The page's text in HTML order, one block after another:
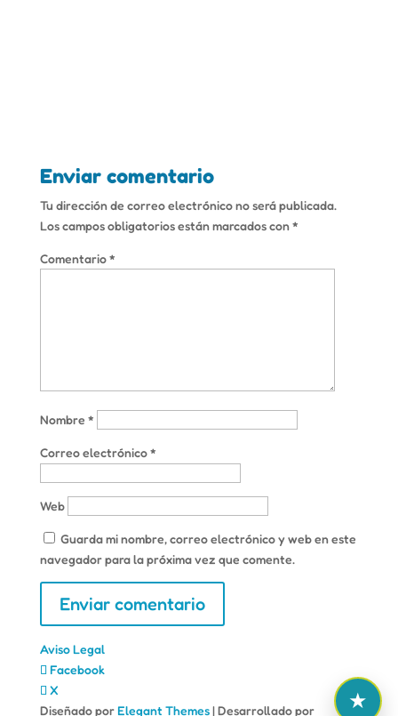
Enviar comentario
Tu dirección de correo electrónico no será publicada.
Los campos obligatorios están marcados con*
Comentario*
Nombre *
Correo electrónico*
Web
Guarda mi nombre, correo electrónico y web en este
navegador para la próxima vez que comente.
Aviso Legal
Facebook
X
Diseñado porElegant Themes| Desarrollado por